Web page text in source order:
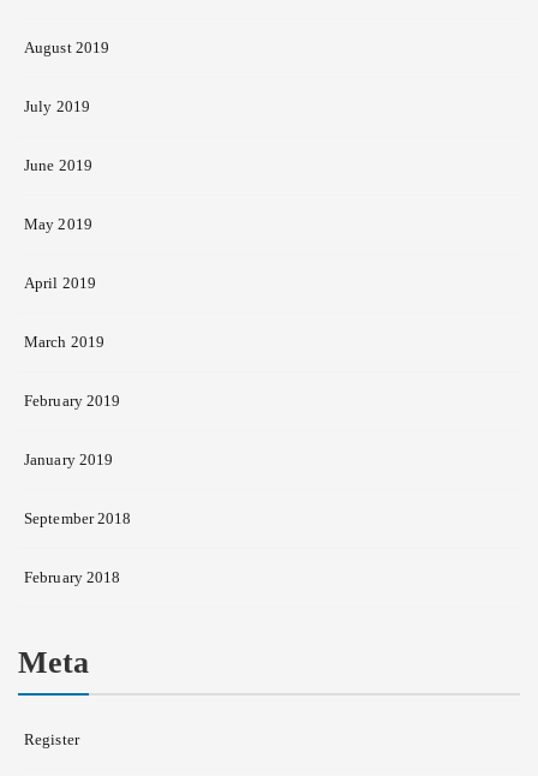
August 2019
July 2019
June 2019
May 2019
April 2019
March 2019
February 2019
January 2019
September 2018
February 2018
Meta
Register